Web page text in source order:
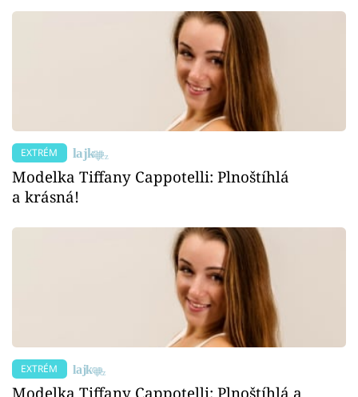
EXTRÉM
Modelka Tiffany Cappotelli: Plnoštíhlá
a krásná!
EXTRÉM
Modelka Tiffany Cappotelli: Plnoštíhlá a